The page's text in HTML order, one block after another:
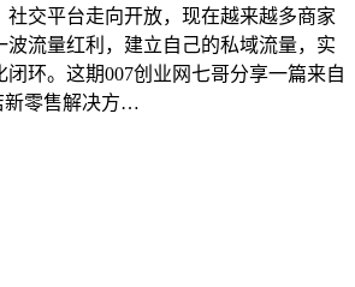
社交平台走向开放，现在越来越多商家
波流量红利，建立自己的私域流量，实
闭环。这期007创业网七哥分享一篇来自
新零售解决方…